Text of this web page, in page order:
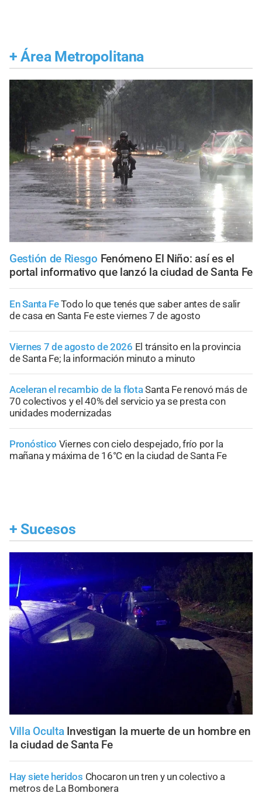
+ Área Metropolitana
Gestión de Riesgo Fenómeno El Niño: así es el
portal informativo que lanzó la ciudad de Santa Fe
En Santa FeTodo lo que tenés que saber antes de salir
de casa en Santa Fe este viernes 7 de agosto
Viernes 7 de agosto de 2026 El tránsito en la provincia
de Santa Fe; la información minuto a minuto
Aceleran el recambio de la flotaSanta Fe renovó más de
70 colectivos y el 40% del servicio ya se presta con
unidades modernizadas
Pronóstico Viernes con cielo despejado, frío por la
mañana y máxima de 16°C en la ciudad de Santa Fe
+ Sucesos
Villa Oculta Investigan la muerte de un hombre en
la ciudad de Santa Fe
Hay siete heridos Chocaron un tren y un colectivo a
metros de La Bombonera